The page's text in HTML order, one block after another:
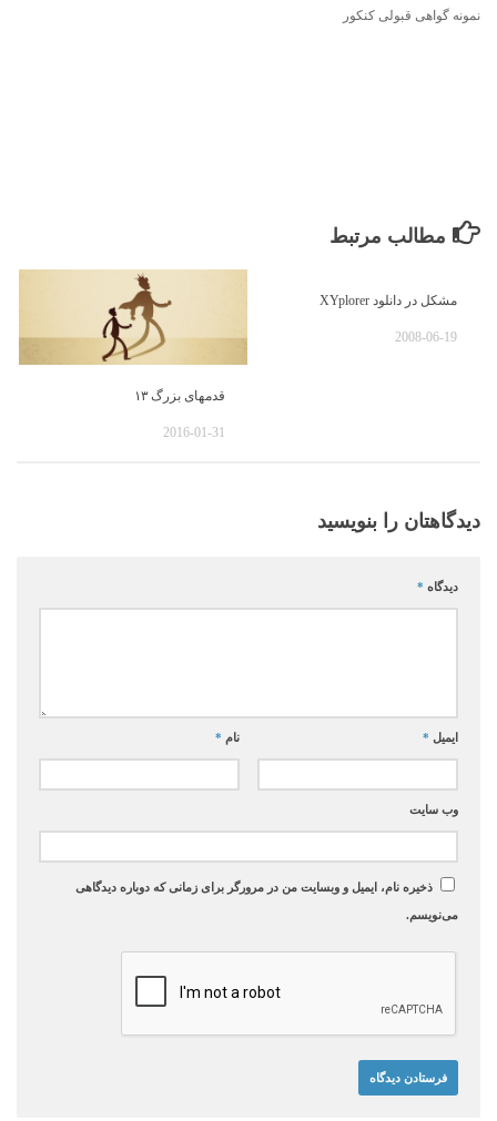
نمونه گواهی قبولی کنکور
مطالب مرتبط
مشکل در دانلود XYplorer
2008-06-19
قدمهای بزرگ ۱۳
2016-01-31
دیدگاهتان را بنویسید
دیدگاه *
نام * ایمیل *
وب‌ سایت
ذخیره نام، ایمیل و وبسایت من در مرورگر برای زمانی که دوباره دیدگاهی
می‌نویسم.